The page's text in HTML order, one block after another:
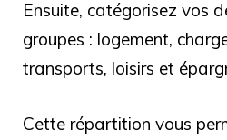
Ensuite, catégorisez vos
groupes : logement,
transports, loisirs et
Cette répartition vous